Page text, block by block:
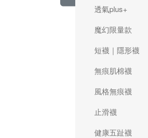
透氣plus+
魔幻限量款
短襪｜隱形襪
無痕肌棉襪
風格無痕襪
止滑襪
健康五趾襪